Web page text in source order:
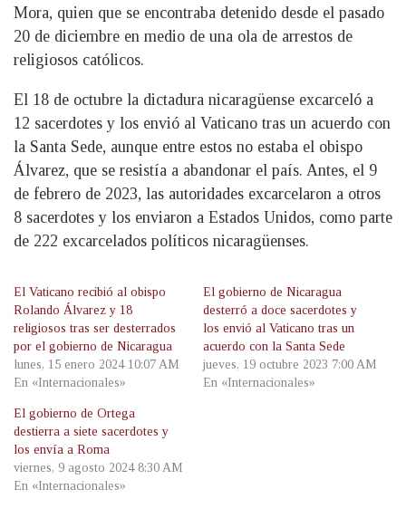
Mora, quien que se encontraba detenido desde el pasado
20 de diciembre en medio de una ola de arrestos de
religiosos católicos.
El 18 de octubre la dictadura nicaragüense excarceló a
12 sacerdotes y los envió al Vaticano tras un acuerdo con
la Santa Sede, aunque entre estos no estaba el obispo
Álvarez, que se resistía a abandonar el país. Antes, el 9
de febrero de 2023, las autoridades excarcelaron a otros
8 sacerdotes y los enviaron a Estados Unidos, como parte
de 222 excarcelados políticos nicaragüenses.
El Vaticano recibió al obispo
Rolando Álvarez y 18
religiosos tras ser desterrados
por el gobierno de Nicaragua
lunes, 15 enero 2024 10:07 AM
En «Internacionales»
El gobierno de Nicaragua
desterró a doce sacerdotes y
los envió al Vaticano tras un
acuerdo con la Santa Sede
jueves, 19 octubre 2023 7:00 AM
En «Internacionales»
El gobierno de Ortega
destierra a siete sacerdotes y
los envía a Roma
viernes, 9 agosto 2024 8:30 AM
En «Internacionales»